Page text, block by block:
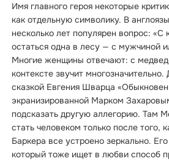
Имя главного героя некоторые
как отдельную символику. В
несколько лет популярен вопрос:
остаться одна в лесу — с мужчиной
Многие женщины отвечают: с
контексте звучит
сказкой Евгения Шварца
экранизированной Марком
подсказать другую аллегорию. Там
стать человеком только после того,
Баркера все устроено зеркально.
который тоже ищет в любви способ